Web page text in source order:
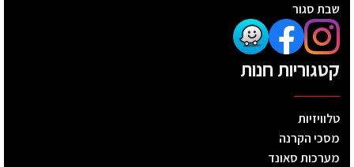
שבת סגור
קטגוריות חנות
טלוויזיות
מסכי הקרנה
מערכות סאונד